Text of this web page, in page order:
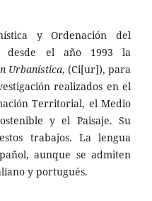
y Ordenación del
desde el año 1993 la
Urbanística, (Ci[ur]), para
realizados en el
Territorial, el Medio
y el Paisaje. Su
trabajos. La lengua
aunque se admiten
y portugués.